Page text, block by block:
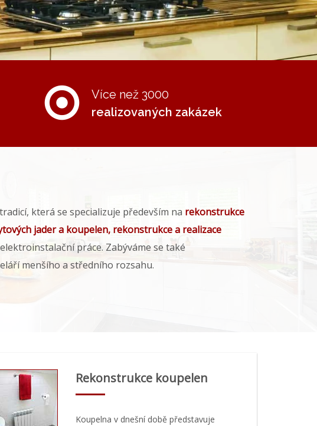
Více než 3000
realizovaných zakázek
která se specializuje především na rekonstrukce
jader a koupelen, rekonstrukce a realizace
práce. Zabýváme se také
menšího a středního rozsahu.
Rekonstrukce koupelen
Koupelna v dnešní době představuje